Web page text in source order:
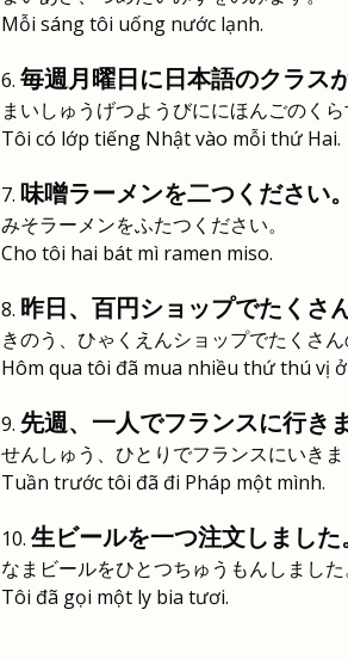
Mỗi sáng tôi uống nước lạnh.
毎週月曜日に日本語のクラス
まいしゅうげつようびににほんごのくら
Tôi có lớp tiếng Nhật vào mỗi thứ Hai.
味噌ラーメンを二つください。
みそラーメンをふたつください。
Cho tôi hai bát mì ramen miso.
昨日、百円ショップでたくさ
きのう、ひゃくえんショップでたくさ
Hôm qua tôi đã mua nhiều thứ thú vị
先週、一人でフランスに行き
せんしゅう、ひとりでフランスにいきま
Tuần trước tôi đã đi Pháp một mình.
生ビールを一つ注文しました
なまビールをひとつちゅうもんしました
Tôi đã gọi một ly bia tươi.